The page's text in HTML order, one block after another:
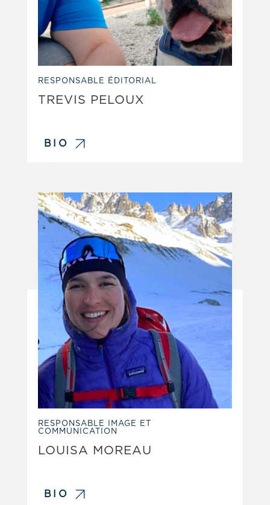
RESPONSABLE ÉDITORIAL
TREVIS PELOUX
BIO
RESPONSABLE IMAGE ET
COMMUNICATION
LOUISA MOREAU
BIO